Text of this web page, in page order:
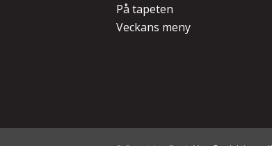
På tapeten
Veckans meny